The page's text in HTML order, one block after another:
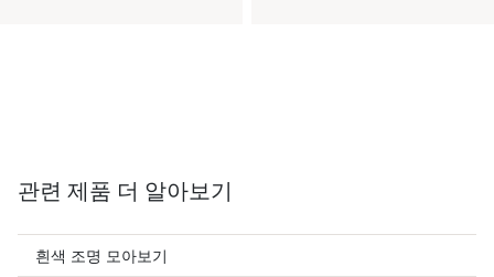
관련 제품 더 알아보기
흰색 조명 모아보기